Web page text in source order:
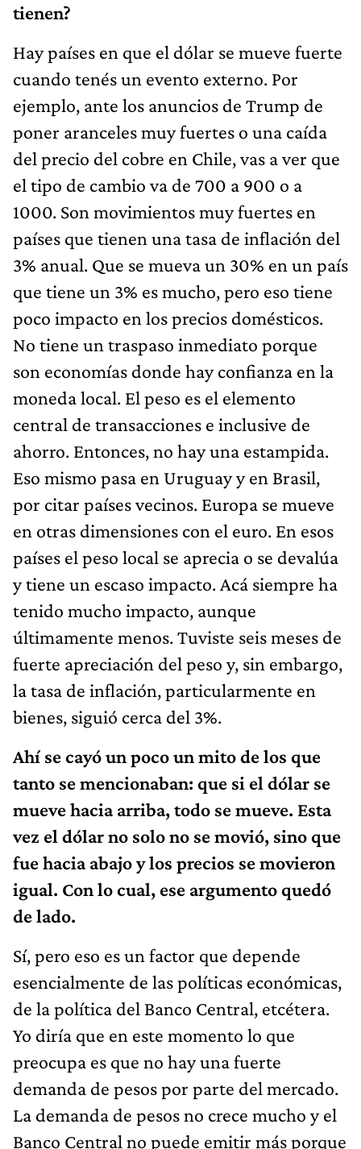
tienen?
Hay países en que el dólar se mueve fuerte
cuando tenés un evento externo. Por
ejemplo, ante los anuncios de Trump de
poner aranceles muy fuertes o una caída
del precio del cobre en Chile, vas a ver que
el tipo de cambio va de 700 a 900 o a
1000. Son movimientos muy fuertes en
países que tienen una tasa de inflación del
3% anual. Que se mueva un 30% en un país
que tiene un 3% es mucho, pero eso tiene
poco impacto en los precios domésticos.
No tiene un traspaso inmediato porque
son economías donde hay confianza en la
moneda local. El peso es el elemento
central de transacciones e inclusive de
ahorro. Entonces, no hay una estampida.
Eso mismo pasa en Uruguay y en Brasil,
por citar países vecinos. Europa se mueve
en otras dimensiones con el euro. En esos
países el peso local se aprecia o se devalúa
y tiene un escaso impacto. Acá siempre ha
tenido mucho impacto, aunque
últimamente menos. Tuviste seis meses de
fuerte apreciación del peso y, sin embargo,
la tasa de inflación, particularmente en
bienes, siguió cerca del 3%.
Ahí se cayó un poco un mito de los que
tanto se mencionaban: que si el dólar se
mueve hacia arriba, todo se mueve. Esta
vez el dólar no solo no se movió, sino que
fue hacia abajo y los precios se movieron
igual. Con lo cual, ese argumento quedó
de lado.
Sí, pero eso es un factor que depende
esencialmente de las políticas económicas,
de la política del Banco Central, etcétera.
Yo diría que en este momento lo que
preocupa es que no hay una fuerte
demanda de pesos por parte del mercado.
La demanda de pesos no crece mucho y el
Banco Central no puede emitir más porque